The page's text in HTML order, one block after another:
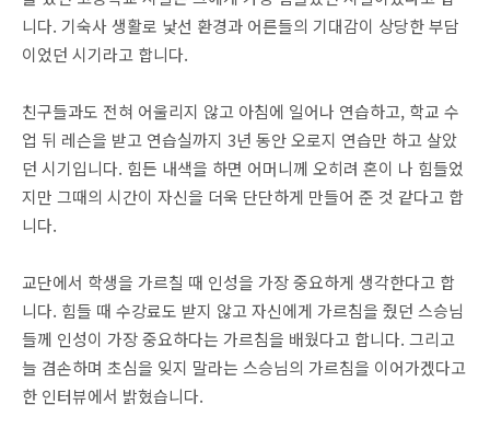
니다. 기숙사 생활로 낯선 환경과 어른들의 기대감이 상당한 부담
이었던 시기라고 합니다.
친구들과도 전혀 어울리지 않고 아침에 일어나 연습하고, 학교 수
업 뒤 레슨을 받고 연습실까지 3년 동안 오로지 연습만 하고 살았
던 시기입니다. 힘든 내색을 하면 어머니께 오히려 혼이 나 힘들었
지만 그때의 시간이 자신을 더욱 단단하게 만들어 준 것 같다고 합
니다.
교단에서 학생을 가르칠 때 인성을 가장 중요하게 생각한다고 합
니다. 힘들 때 수강료도 받지 않고 자신에게 가르침을 줬던 스승님
들께 인성이 가장 중요하다는 가르침을 배웠다고 합니다. 그리고
늘 겸손하며 초심을 잊지 말라는 스승님의 가르침을 이어가겠다고
한 인터뷰에서 밝혔습니다.